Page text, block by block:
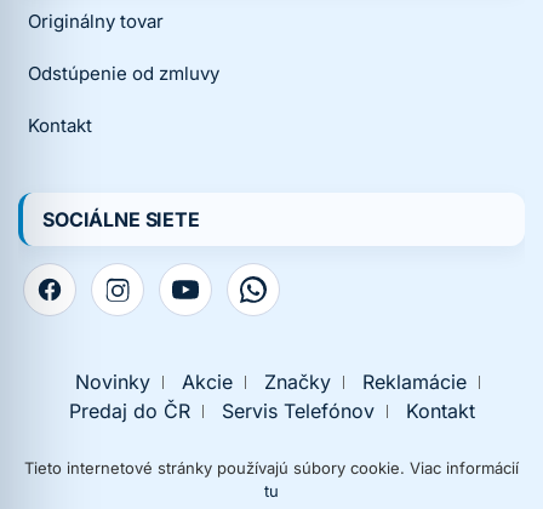
Originálny tovar
Odstúpenie od zmluvy
Kontakt
SOCIÁLNE SIETE
Novinky Akcie Značky
Reklamácie
Predaj do ČR
Servis Telefónov Kontakt
Tieto internetové stránky používajú súbory cookie. Viac informácií
tu